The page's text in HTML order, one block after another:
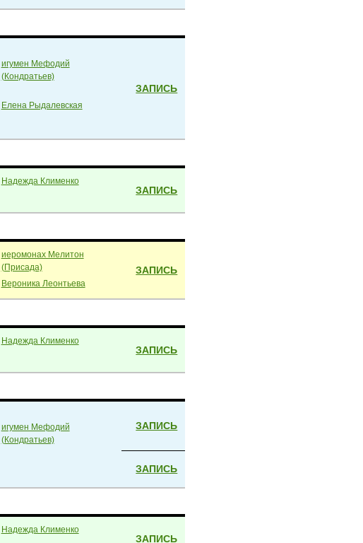
игумен Мефодий
(Кондратьев)
Елена Рыдалевская
ЗАПИСЬ
Надежда Клименко
ЗАПИСЬ
иеромонах Мелитон
(Присада)
Вероника Леонтьева
ЗАПИСЬ
Надежда Клименко
ЗАПИСЬ
игумен Мефодий
(Кондратьев)
ЗАПИСЬ
ЗАПИСЬ
Надежда Клименко
ЗАПИСЬ